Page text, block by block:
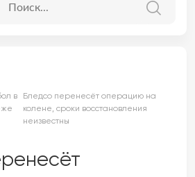
в
Бледсо перенесёт операцию на
колене, сроки восстановления
неизвестны